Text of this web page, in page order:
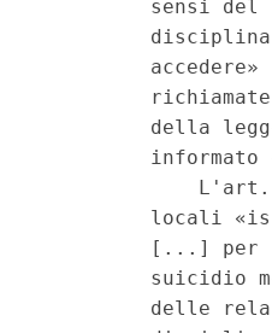
relative
Lamentata
esclusiva
fondatezza
14 marzo
5, 6, 7, 8 e 9.
lettere l)
- Corte